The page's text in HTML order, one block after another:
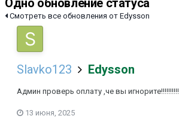
Одно обновление статуса
Смотреть все обновления от Edysson
Slavko123 Edysson
Админ проверь оплату ,че вы игнорите!!!!!!!!!!
13 июня, 2025